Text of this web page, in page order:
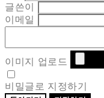
글쓴이
이메일
이미지 업로드
비밀글로 지정하기